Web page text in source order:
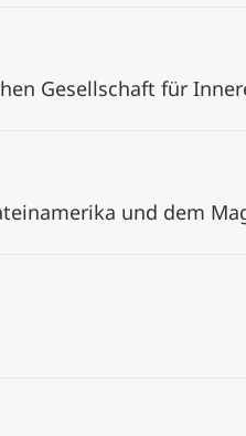
Gesellschaft für
und dem